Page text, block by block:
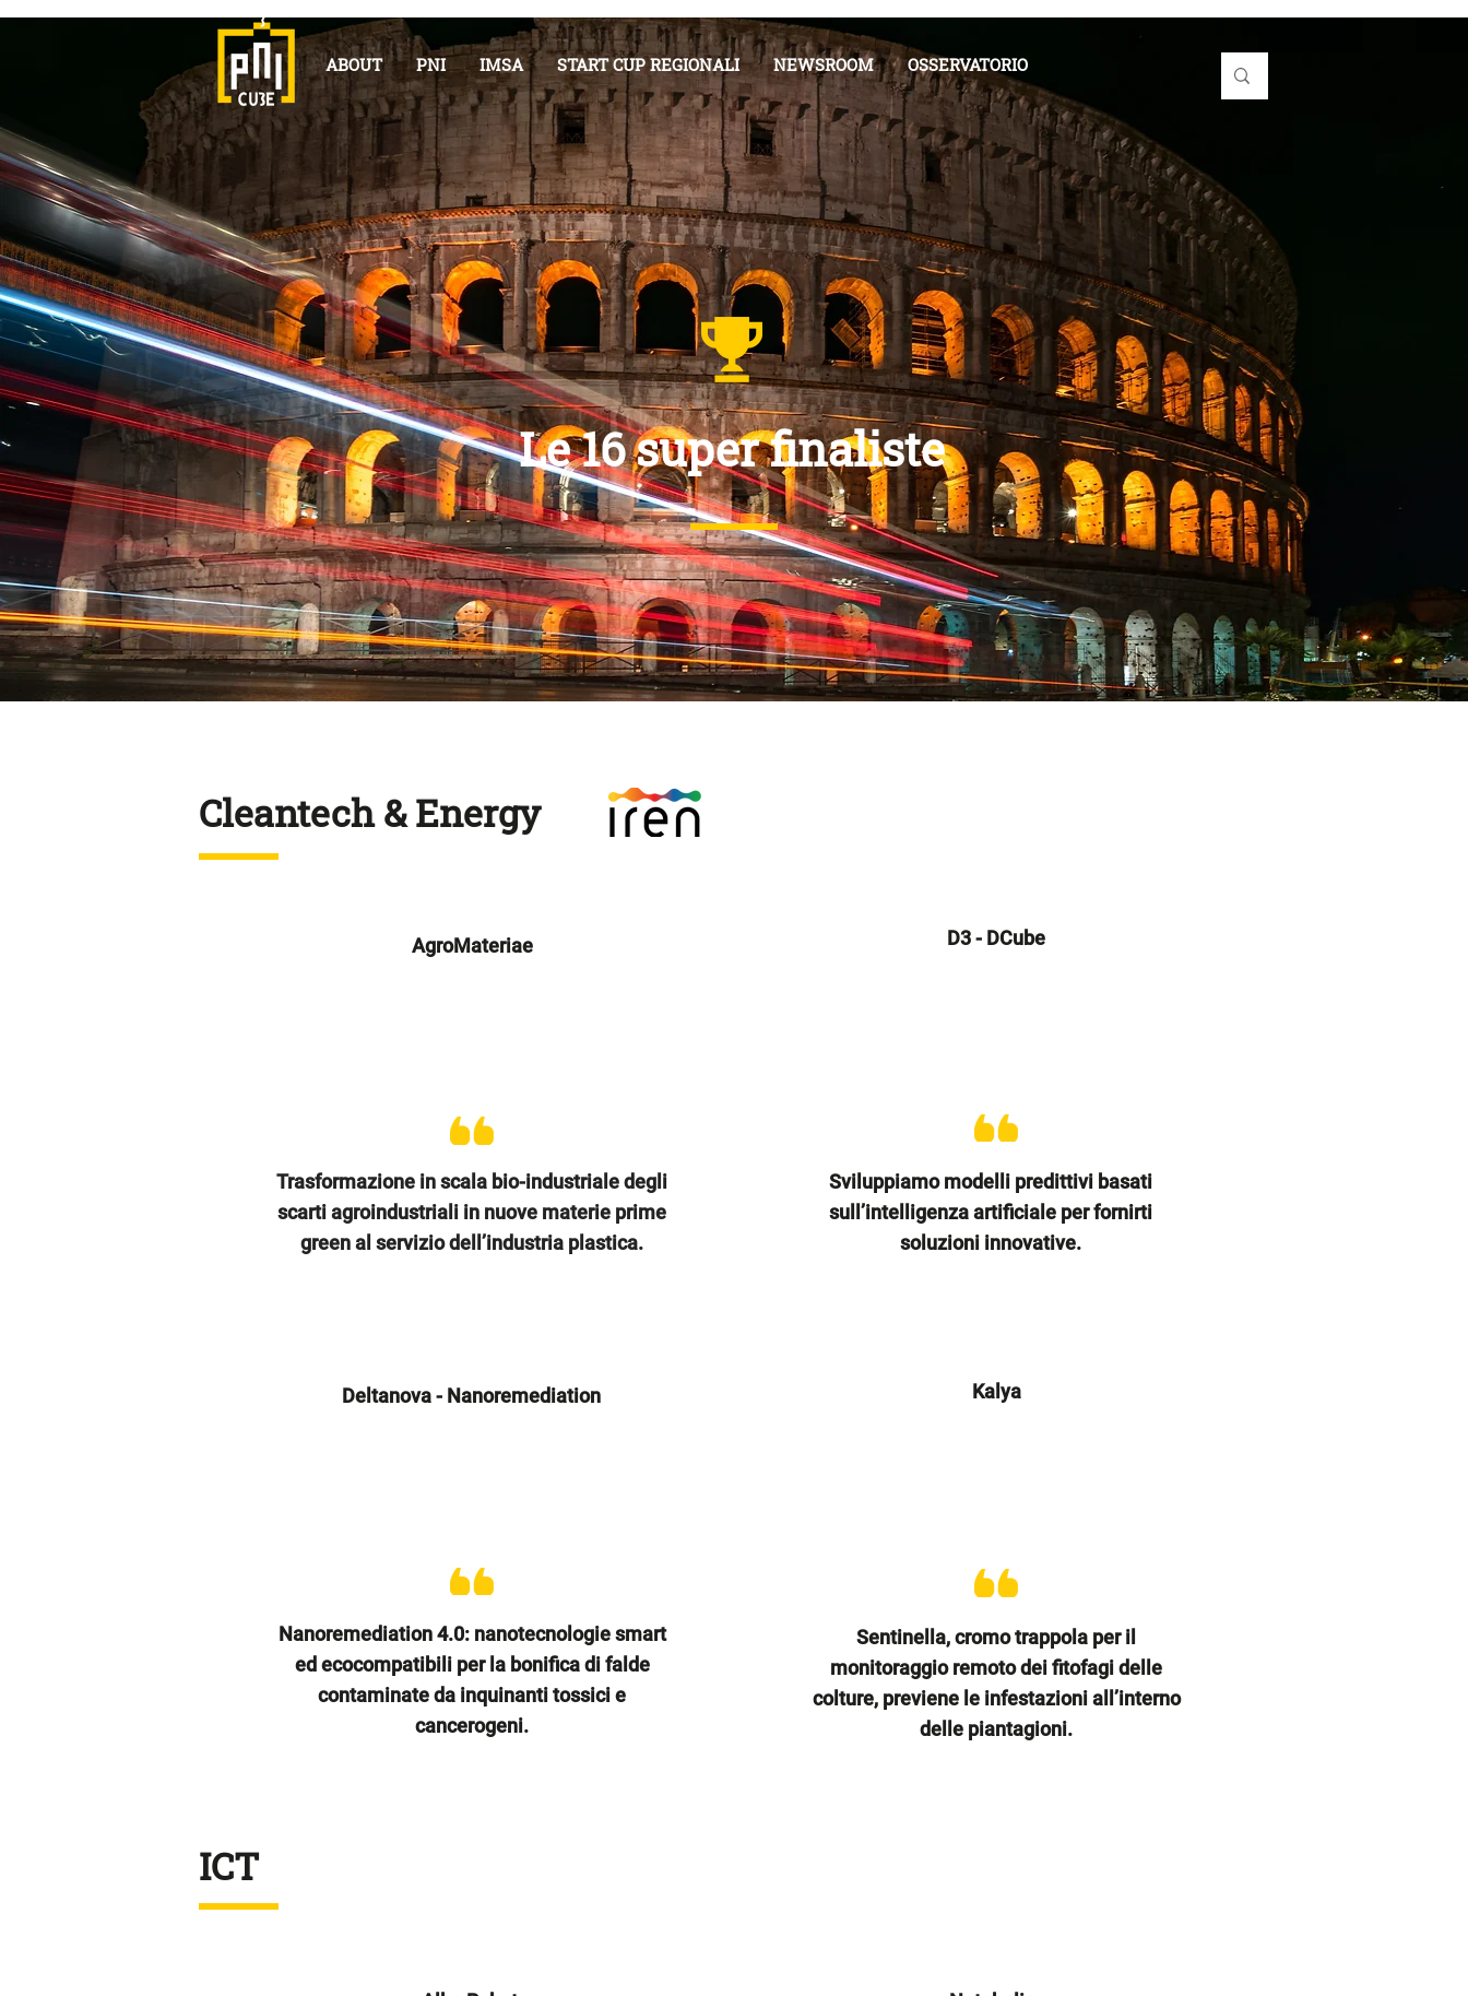
ABOUT PNI IMSA START CUP REGIONALI NEWSROOM OSSERVATORIO
Le 16 super finaliste
Cleantech & Energy
AgroMateriae D3 - DCube
Trasformazione in scala bio-industriale degli
scarti agroindustriali in nuove materie prime
green al servizio dell’industria plastica.
Sviluppiamo modelli predittivi basati
sull’intelligenza artificiale per fornirti
soluzioni innovative.
Deltanova - Nanoremediation Kalya
Nanoremediation 4.0: nanotecnologie smart
ed ecocompatibili per la bonifica di falde
contaminate da inquinanti tossici e
cancerogeni.
Sentinella, cromo trappola per il
monitoraggio remoto dei fitofagi delle
colture, previene le infestazioni all’interno
delle piantagioni.
ICT